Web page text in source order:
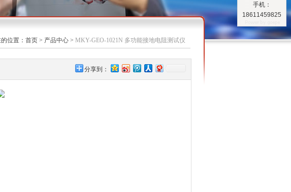
位置： 首页 > 产品中心 > MKY-GEO-1021N 多功能接地电阻测试仪
分享到：
手机：
18611459825